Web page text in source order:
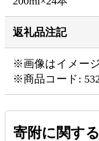
返礼品注記
※画像はイメージ
※商品コード:
寄附に関す